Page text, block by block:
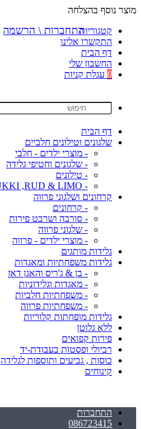
מוצר נוסף בהצלחה
קטגוריות
התקשרו אלינו
דף הבית
החשבון שלי
0 עגלת קניות
דף הבית
שלגונים וטילונים חלביים
- מוצרי ילדים - חלבי
- שלגונים וחטיפי גלידה
- טילונים
- SVALYA ,YUKKI ,RUD & LIMO
קרחונים ושלגוני פרווה
- קרחונים
- סורבה ושרבט פירות
- שלגוני פרווה
- מוצרי ילדים - פרווה
גלידות מותגים
גלידות משפחתיות ומאגדות
- בן & ג'ריס והאגן דאז
- מאגדות וגלידוניות
- משפחתיות חלביות
- משפחתיות פרווה
גלידות מופחתות קלוריות
ללא גלוטן
פירות קפואים
רביולי ופסטות בעבודת-יד
כוסות , גביעים ותוספות לגלידה
קינוחים
התחברות
086723415
התחברות \ הרשמה